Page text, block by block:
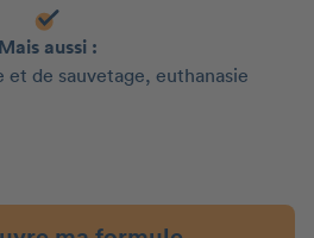
Mais aussi :
et de sauvetage, euthanasie